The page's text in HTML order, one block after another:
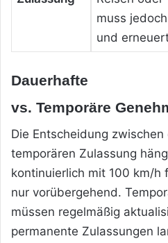
muss
und
Dauerhafte
vs. Temporäre
Die Entscheidung
temporären Zulassung
kontinuierlich mit 100 km/h
nur vorübergehend.
müssen regelmäßig
permanente Zulassungen